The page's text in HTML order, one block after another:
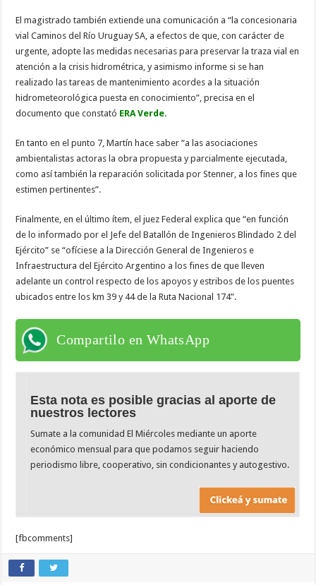
El magistrado también extiende una comunicación a “la concesionaria
vial Caminos del Río Uruguay SA, a efectos de que, con carácter de
urgente, adopte las medidas necesarias para preservar la traza vial en
atención a la crisis hidrométrica, y asimismo informe si se han
realizado las tareas de mantenimiento acordes a la situación
hidrometeorológica puesta en conocimiento”, precisa en el
documento que constató ERA Verde.
En tanto en el punto 7, Martín hace saber “a las asociaciones
ambientalistas actoras la obra propuesta y parcialmente ejecutada,
como así también la reparación solicitada por Stenner, a los fines que
estimen pertinentes”.
Finalmente, en el último ítem, el juez Federal explica que “en función
de lo informado por el Jefe del Batallón de Ingenieros Blindado 2 del
Ejército” se “ofíciese a la Dirección General de Ingenieros e
Infraestructura del Ejército Argentino a los fines de que lleven
adelante un control respecto de los apoyos y estribos de los puentes
ubicados entre los km 39 y 44 de la Ruta Nacional 174”.
Compartilo en WhatsApp
Esta nota es posible gracias al aporte de
nuestros lectores
Sumate a la comunidad El Miércoles mediante un aporte
económico mensual para que podamos seguir haciendo
periodismo libre, cooperativo, sin condicionantes y autogestivo.
[fbcomments]